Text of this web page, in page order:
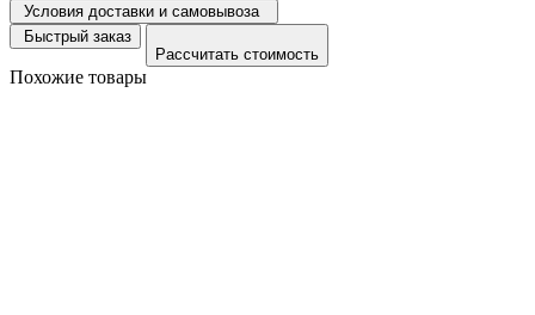
Условия доставки и самовывоза
Быстрый заказ
Рассчитать стоимость
Похожие товары